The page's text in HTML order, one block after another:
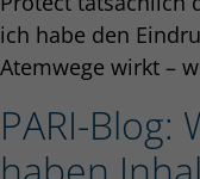
ich habe den
Atemwege wirkt –
PARI-Blog: